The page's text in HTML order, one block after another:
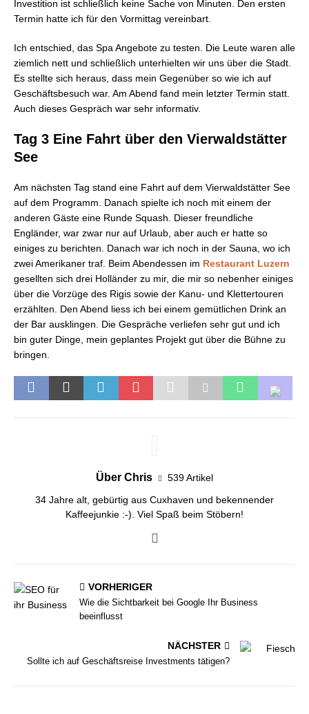
Investition ist schließlich keine Sache von Minuten. Den ersten
Termin hatte ich für den Vormittag vereinbart.
Ich entschied, das Spa Angebote zu testen. Die Leute waren alle
ziemlich nett und schließlich unterhielten wir uns über die Stadt.
Es stellte sich heraus, dass mein Gegenüber so wie ich auf
Geschäftsbesuch war. Am Abend fand mein letzter Termin statt.
Auch dieses Gespräch war sehr informativ.
Tag 3 Eine Fahrt über den Vierwaldstätter
See
Am nächsten Tag stand eine Fahrt auf dem Vierwaldstätter See
auf dem Programm. Danach spielte ich noch mit einem der
anderen Gäste eine Runde Squash. Dieser freundliche
Engländer, war zwar nur auf Urlaub, aber auch er hatte so
einiges zu berichten. Danach war ich noch in der Sauna, wo ich
zwei Amerikaner traf. Beim Abendessen im Restaurant Luzern
gesellten sich drei Holländer zu mir, die mir so nebenher einiges
über die Vorzüge des Rigis sowie der Kanu- und Klettertouren
erzählten. Den Abend liess ich bei einem gemütlichen Drink an
der Bar ausklingen. Die Gespräche verliefen sehr gut und ich
bin guter Dinge, mein geplantes Projekt gut über die Bühne zu
bringen.
Über Chris 539 Artikel
34 Jahre alt, gebürtig aus Cuxhaven und bekennender
Kaffeejunkie :-). Viel Spaß beim Stöbern!
VORHERIGER
Wie die Sichtbarkeit bei Google Ihr Business
beeinflusst
NÄCHSTER
Sollte ich auf Geschäftsreise Investments tätigen?